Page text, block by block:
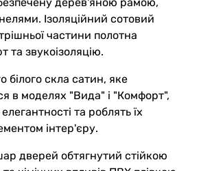
Ізоляційний сотовий
частини полотна
та звукоізоляцію.
білого скла сатин, яке
в моделях "Вида" і "Комфорт",
та роблять їх
інтер'єру.
дверей обтягнутий стійкою